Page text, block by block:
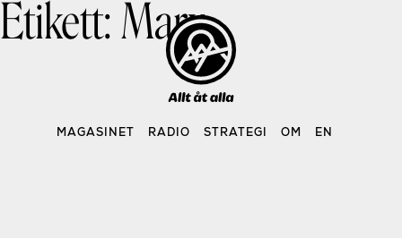
Skip
MAGASINET RADIO STRATEGI OM EN
Etikett:Marx